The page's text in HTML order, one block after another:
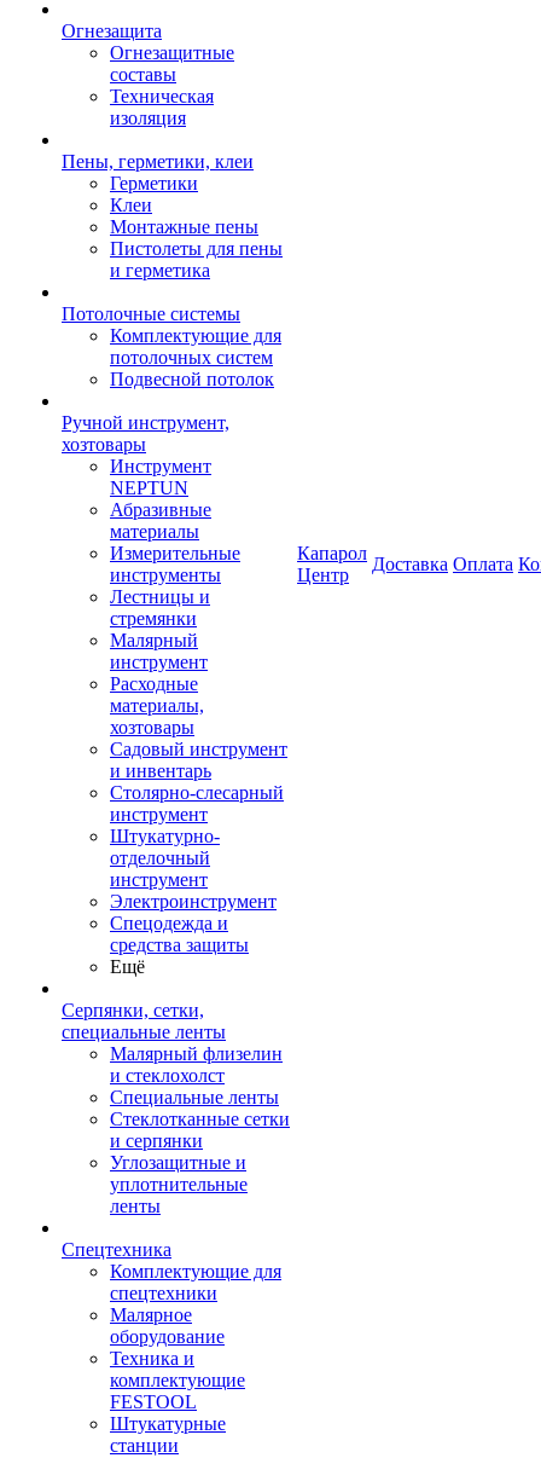
Огнезащита
Огнезащитные
составы
Техническая
изоляция
Пены, герметики, клеи
Герметики
Клеи
Монтажные пены
Пистолеты для пены
и герметика
Потолочные системы
Комплектующие для
потолочных систем
Подвесной потолок
Ручной инструмент,
хозтовары
Инструмент
NEPTUN
Абразивные
материалы
Измерительные
инструменты
Лестницы и
стремянки
Малярный
инструмент
Расходные
материалы,
хозтовары
Садовый инструмент
и инвентарь
Столярно-слесарный
инструмент
Штукатурно-
отделочный
инструмент
Электроинструмент
Спецодежда и
средства защиты
Ещё
Серпянки, сетки,
специальные ленты
Малярный флизелин
и стеклохолст
Специальные ленты
Стеклотканные сетки
и серпянки
Углозащитные и
уплотнительные
ленты
Спецтехника
Комплектующие для
спецтехники
Малярное
оборудование
Техника и
комплектующие
FESTOOL
Штукатурные
станции
Капарол
Центр
Доставка Оплата